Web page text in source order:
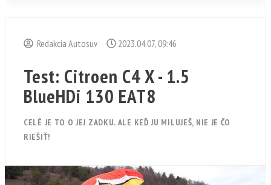
Redakcia Autosuv 2023.04.07, 09:46
Test: Citroen C4 X - 1.5
BlueHDi 130 EAT8
CELÉ JE TO O JEJ ZADKU. ALE KEĎ JU MILUJEŠ, NIE JE ČO
RIEŠIŤ!